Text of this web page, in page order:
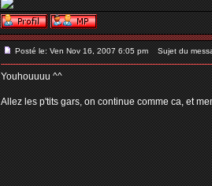
Posté le: Ven Nov 16, 2007 6:05 pm Sujet du
Youhouuuu ^^
Allez les p'tits gars, on continue comme ca, et